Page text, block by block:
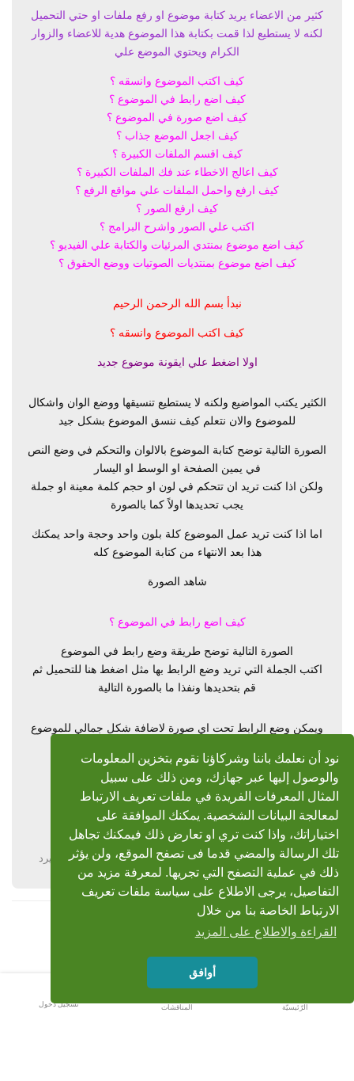
نود أن نعلمك باننا وشركاؤنا نقوم بتخزين المعلومات
والوصول إليها عبر جهازك، ومن ذلك على سبيل
المثال المعرفات الفريدة في ملفات تعريف الارتباط
لمعالجة البيانات الشخصية. يمكنك الموافقة على
اختياراتك، واذا كنت تري او تعارض ذلك فيمكنك تجاهل
تلك الرسالة والمضي قدما فى تصفح الموقع، ولن يؤثر
ذلك في عملية التصفح التي تجريها. لمعرفة مزيد من
التفاصيل، يرجى الاطلاع على سياسة ملفات تعريف
الارتباط الخاصة بنا من خلال
القراءة والاطلاع على المزيد
أوافق
كثير من الاعضاء يريد كتابة موضوع او رفع ملفات او حتي التحميل
لكنه لا يستطيع لذا قمت بكتابة هذا الموضوع هدية للاعضاء والزوار
الكرام ويحتوي الموضع علي
كيف اكتب الموضوع وانسقه ؟
كيف اضع رابط في الموضوع ؟
كيف اضع صورة في الموضوع ؟
كيف اجعل الموضع جذاب ؟
كيف اقسم الملفات الكبيرة ؟
كيف اعالج الاخطاء عند فك الملفات الكبيرة ؟
كيف ارفع واحمل الملفات علي مواقع الرفع ؟
كيف ارفع الصور ؟
اكتب علي الصور واشرح البرامج ؟
كيف اضع موضوع بمنتدي المرئيات والكتابة علي الفيديو ؟
كيف اضع موضوع بمنتديات الصوتيات ووضع الحقوق ؟
نبدأ بسم الله الرحمن الرحيم
كيف اكتب الموضوع وانسقه ؟
اولا اضغط علي ايقونة موضوع جديد
الكثير يكتب المواضيع ولكنه لا يستطيع تنسيقها ووضع الوان واشكال
للموضوع والان نتعلم كيف ننسق الموضوع بشكل جيد
الصورة التالية توضح كتابة الموضوع بالالوان والتحكم في وضع النص
في يمين الصفحة او الوسط او اليسار
ولكن اذا كنت تريد ان تتحكم في لون او حجم كلمة معينة او جملة
يجب تحديدها اولاً كما بالصورة
اما اذا كنت تريد عمل الموضوع كلة بلون واحد وحجة واحد يمكنك
هذا بعد الانتهاء من كتابة الموضوع كله
شاهد الصورة
كيف اضع رابط في الموضوع ؟
الصورة التالية توضح طريقة وضع رابط في الموضوع
اكتب الجملة التي تريد وضع الرابط بها مثل اضغط هنا للتحميل ثم
قم بتحديدها ونفذا ما بالصورة التالية
ويمكن وضع الرابط تحت اي صورة لاضافة شكل جمالي للموضوع
كيف اضع صورة في الموضوع ؟
لوضع صورة بالموضوع شاهد الصورة التالية
يرد
الرّئيسيّة المناقشات تسجيل دخول